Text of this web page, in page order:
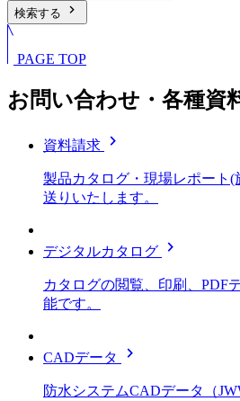
検索する chevron_right
PAGE TOP
お問い合わせ・各種資
資料請求 chevron_right
製品カタログ・現場レポート(
送りいたします。
デジタルカタログ chevron_right
カタログの閲覧、印刷、PDF
能です。
CADデータ chevron_right
防水システムCADデータ（